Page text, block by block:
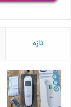
تازه